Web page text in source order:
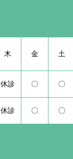
木 金 土
休診 〇 〇
休診 〇 〇